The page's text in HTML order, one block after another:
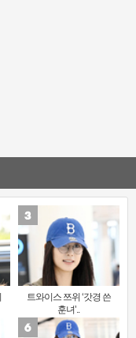
트와이스 쯔위 ‘갓경 쓴
훈녀’..